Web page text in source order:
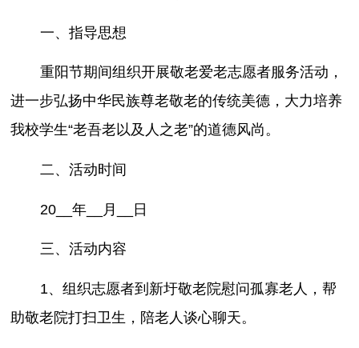
一、指导思想
重阳节期间组织开展敬老爱老志愿者服务活动，
进一步弘扬中华民族尊老敬老的传统美德，大力培养
我校学生“老吾老以及人之老”的道德风尚。
二、活动时间
20__年__月__日
三、活动内容
1、组织志愿者到新圩敬老院慰问孤寡老人，帮
助敬老院打扫卫生，陪老人谈心聊天。